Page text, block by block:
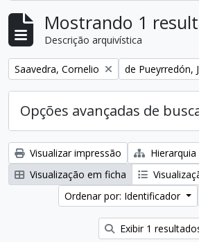
Mostrando 1
Descrição arquivística
Remover filtro:
Saavedra, Cornelio Remover filtro:
de Pueyrredón,
Opções avançadas de
Visualizar impressão
Hierarquia
Visualização em ficha
Ordenar por: Identificador
Exibir 1